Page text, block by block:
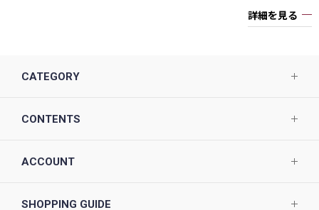
詳細を見る
CATEGORY
CONTENTS
ACCOUNT
SHOPPING GUIDE